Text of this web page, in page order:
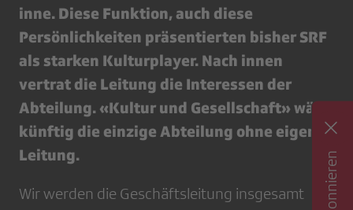
inne. Diese Funktion, auch diese
Persönlichkeiten präsentierten bisher SRF
als starken Kulturplayer. Nach innen
vertrat die Leitung die Interessen der
Abteilung. «Kultur und Gesellschaft» wäre
künftig die einzige Abteilung ohne eigene
Leitung.
Wir werden die Geschäftsleitung insgesamt